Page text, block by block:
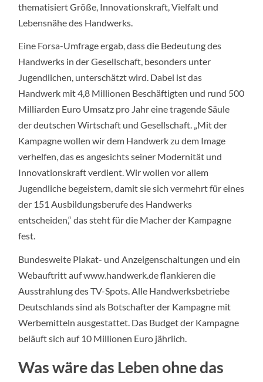
thematisiert Größe, Innovationskraft, Vielfalt und
Lebensnähe des Handwerks.
Eine Forsa-Umfrage ergab, dass die Bedeutung des
Handwerks in der Gesellschaft, besonders unter
Jugendlichen, unterschätzt wird. Dabei ist das
Handwerk mit 4,8 Millionen Beschäftigten und rund 500
Milliarden Euro Umsatz pro Jahr eine tragende Säule
der deutschen Wirtschaft und Gesellschaft. „Mit der
Kampagne wollen wir dem Handwerk zu dem Image
verhelfen, das es angesichts seiner Modernität und
Innovationskraft verdient. Wir wollen vor allem
Jugendliche begeistern, damit sie sich vermehrt für eines
der 151 Ausbildungsberufe des Handwerks
entscheiden,“ das steht für die Macher der Kampagne
fest.
Bundesweite Plakat- und Anzeigenschaltungen und ein
Webauftritt auf www.handwerk.de flankieren die
Ausstrahlung des TV-Spots. Alle Handwerksbetriebe
Deutschlands sind als Botschafter der Kampagne mit
Werbemitteln ausgestattet. Das Budget der Kampagne
beläuft sich auf 10 Millionen Euro jährlich.
Was wäre das Leben ohne das